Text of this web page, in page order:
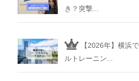
き？突撃...
【2026年】横浜
ルトレーニン...